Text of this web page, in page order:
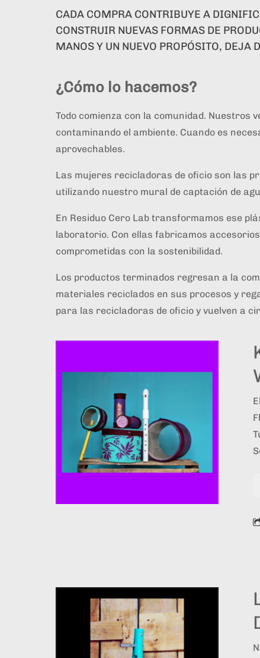
CADA COMPRA CONTRIBUYE A
CONSTRUIR NUEVAS FORMAS DE
MANOS Y UN NUEVO PROPÓSITO, DEJA
¿Cómo lo hacemos?
Todo comienza con la comunidad. Nuestros
contaminando el ambiente. Cuando es
aprovechables.
Las mujeres recicladoras de oficio son las
utilizando nuestro mural de captación de
En Residuo Cero Lab transformamos ese
laboratorio. Con ellas fabricamos
comprometidas con la sostenibilidad.
Los productos terminados regresan a la
materiales reciclados en sus procesos y
para las recicladoras de oficio y vuelven a